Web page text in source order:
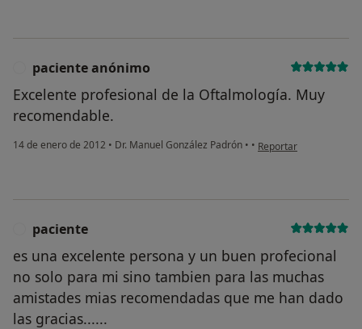
paciente anónimo
Excelente profesional de la Oftalmología. Muy
recomendable.
14 de enero de 2012 • Dr. Manuel González Padrón • • en opinión del usuario
Reportar
paciente
es una excelente persona y un buen profecional
no solo para mi sino tambien para las muchas
amistades mias recomendadas que me han dado
las gracias......